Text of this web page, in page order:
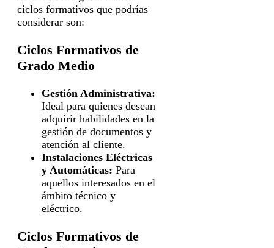
ciclos formativos que podrías
considerar son:
Ciclos Formativos de
Grado Medio
Gestión Administrativa:
Ideal para quienes desean
adquirir habilidades en la
gestión de documentos y
atención al cliente.
Instalaciones Eléctricas
y Automáticas: Para
aquellos interesados en el
ámbito técnico y
eléctrico.
Ciclos Formativos de